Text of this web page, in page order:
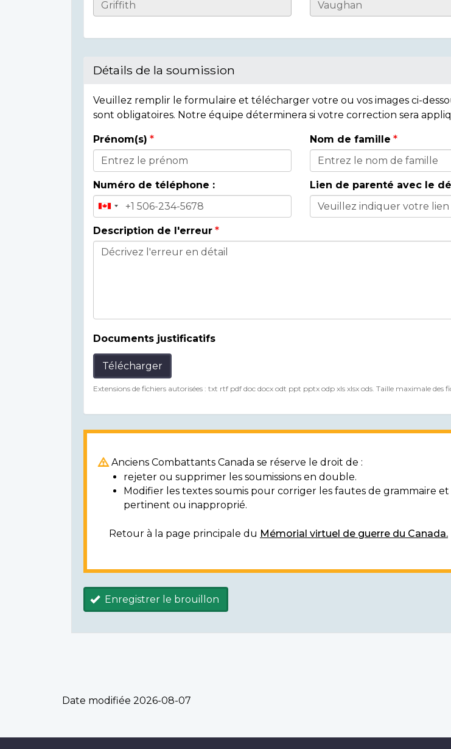
Casualty
Détails de la soumission
Veuillez remplir le formulaire et télécharger votre ou vos images ci-
sont obligatoires. Notre équipe déterminera si votre correction sera
Donor
Details
Prénom(s) Nom de famille
Numéro de téléphone : Lien de parenté avec le
Description de l'erreur
Documents justificatifs
Télécharger
Extensions de fichiers autorisées : txt rtf pdf doc docx odt ppt pptx odp xls xlsx ods. Taille maximale des
Anciens Combattants Canada se réserve le droit de :
rejeter ou supprimer les soumissions en double.
Modifier les textes soumis pour corriger les fautes de grammaire
pertinent ou inapproprié.
Retour à la page principale du Mémorial virtuel de guerre du Canada.
Enregistrer le brouillon
Date modifiée 2026-08-07